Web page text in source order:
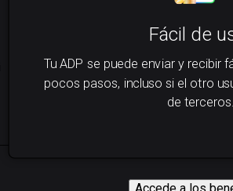
Fácil de
Tu ADP se puede enviar y recibir
pocos pasos, incluso si el otro
de terceros.